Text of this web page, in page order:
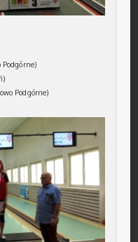
Podgórne)
Podgórne)